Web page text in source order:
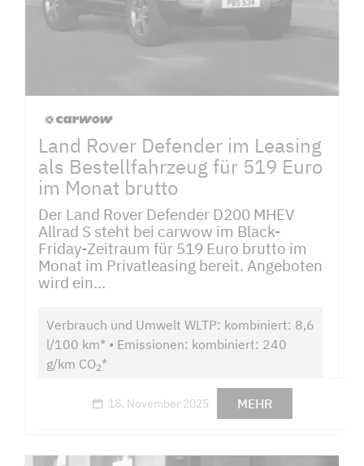
Land Rover Defender im Leasing
als Bestellfahrzeug für 519 Euro
im Monat brutto
Der Land Rover Defender D200 MHEV
Allrad S steht bei carwow im Black-
Friday-Zeitraum für 519 Euro brutto im
Monat im Privatleasing bereit. Angeboten
wird ein...
Verbrauch und Umwelt WLTP: kombiniert: 8,6
l/100 km* • Emissionen: kombiniert: 240
g/km CO2*
18. November 2025 MEHR